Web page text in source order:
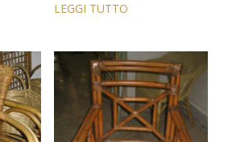
LEGGI TUTTO